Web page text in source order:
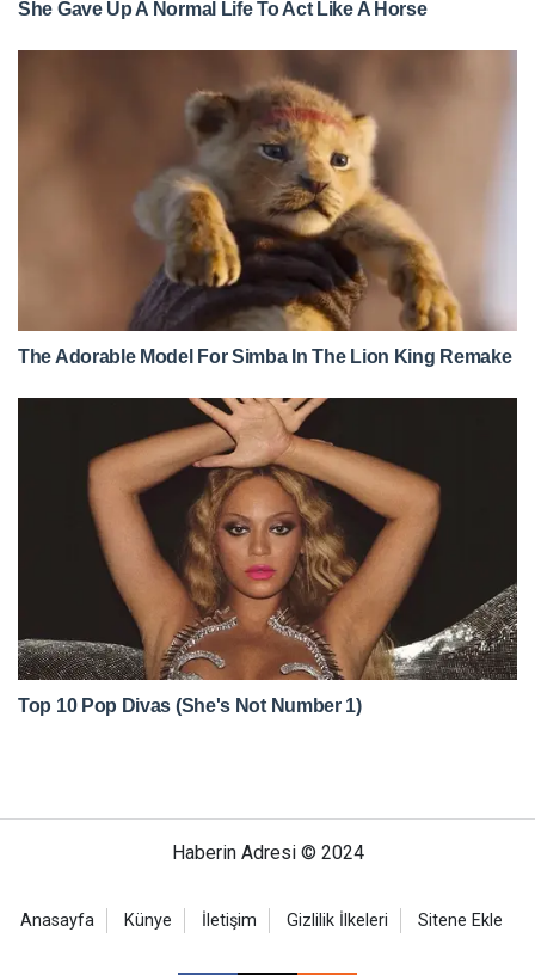
Haberin Adresi © 2024
Anasayfa Künye İletişim Gizlilik İlkeleri Sitene Ekle